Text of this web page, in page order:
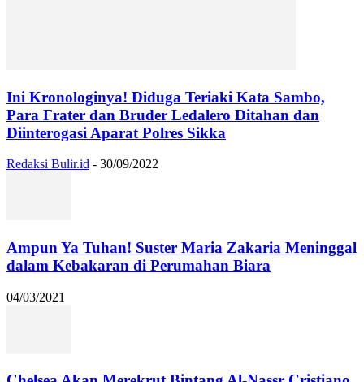
Ini Kronologinya! Diduga Teriaki Kata Sambo,
Para Frater dan Bruder Ledalero Ditahan dan
Diinterogasi Aparat Polres Sikka
Redaksi Bulir.id - 30/09/2022
Ampun Ya Tuhan! Suster Maria Zakaria Meninggal
dalam Kebakaran di Perumahan Biara
04/03/2021